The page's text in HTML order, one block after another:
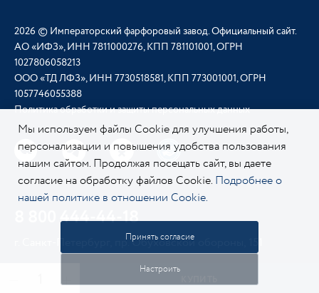
2026 © Императорский фарфоровый завод. Официальный сайт.
АО «ИФЗ», ИНН 7811000276, КПП 781101001, ОГРН
1027806058213
ООО «ТД ЛФЗ», ИНН 7730518581, КПП 773001001, ОГРН
1057746055388
Политика обработки и защиты персональных данных
8 800 444-44-18
г. Санкт-Петербург, пр. Обуховской обороны, 151
Мы используем файлы Cookie для улучшения работы,
персонализации и повышения удобства пользования
нашим сайтом. Продолжая посещать сайт, вы даете
согласие на обработку файлов Cookie. Подробнее о
нашей политике в отношении Cookie.
Принять согласие
Настроить